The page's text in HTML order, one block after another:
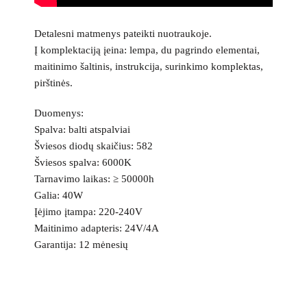
Detalesni matmenys pateikti nuotraukoje.
Į komplektaciją įeina: lempa, du pagrindo elementai,
maitinimo šaltinis, instrukcija, surinkimo komplektas,
pirštinės.
Duomenys:
Spalva: balti atspalviai
Šviesos diodų skaičius: 582
Šviesos spalva: 6000K
Tarnavimo laikas: ≥ 50000h
Galia: 40W
Įėjimo įtampa: 220-240V
Maitinimo adapteris: 24V/4A
Garantija: 12 mėnesių